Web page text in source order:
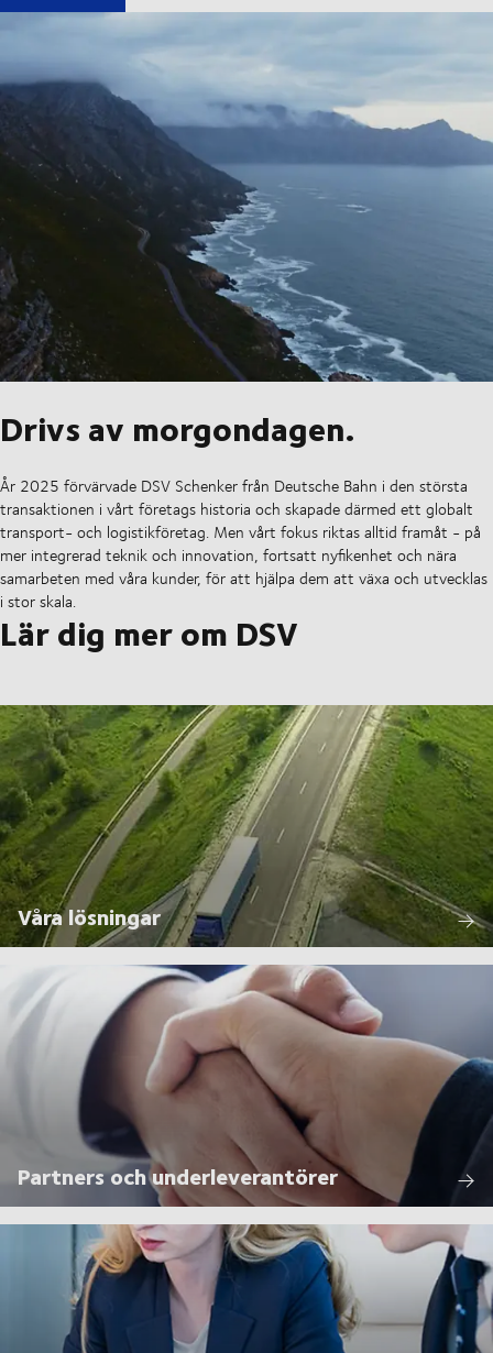
Drivs av morgondagen.
År 2025 förvärvade DSV Schenker från Deutsche Bahn i den största
transaktionen i vårt företags historia och skapade därmed ett globalt
transport- och logistikföretag. Men vårt fokus riktas alltid framåt - på
mer integrerad teknik och innovation, fortsatt nyfikenhet och nära
samarbeten med våra kunder, för att hjälpa dem att växa och utvecklas
i stor skala.
Lär dig mer om DSV
Våra lösningar
Partners och underleverantörer